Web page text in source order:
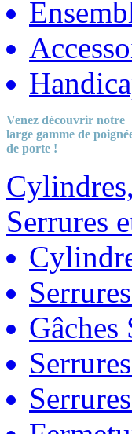
Venez découvrir notre
large gamme de
de porte !
Cylindres,
Serrures
Gâches